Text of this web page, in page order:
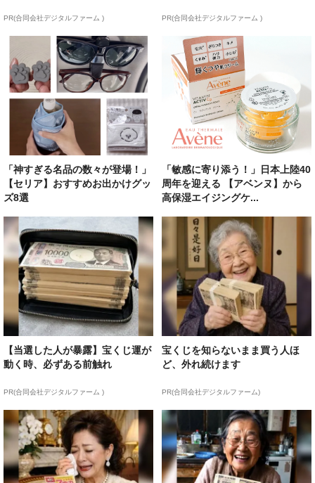
PR(合同会社デジタルファーム ) PR(合同会社デジタルファーム )
「神すぎる名品の数々が登場！」
【セリア】おすすめお出かけグッ
ズ8選
「敏感に寄り添う！」日本上陸40
周年を迎える 【アベンヌ】から
高保湿エイジングケ...
【当選した人が暴露】宝くじ運が
動く時、必ずある前触れ
PR(合同会社デジタルファーム )
宝くじを知らないまま買う人ほ
ど、外れ続けます
PR(合同会社デジタルファーム)